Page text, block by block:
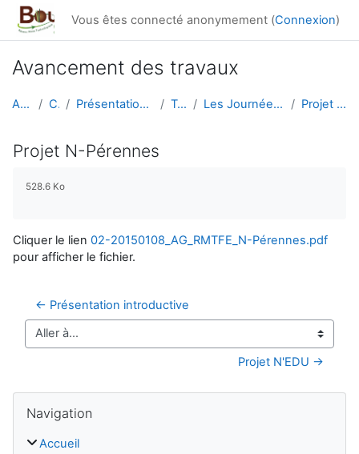
Passer au contenu principal
Vous êtes connecté anonymement (Connexion)
Avancement des travaux
Accueil Cours Présentation générale du RMT Travaux Les Journées du RMT F&E 2015 Projet N-Pérennes
Projet N-Pérennes
528.6 Ko
Cliquer le lien 02-20150108_AG_RMTFE_N-Pérennes.pdf
pour afficher le fichier.
← Présentation introductive
Aller à…
Projet N'EDU →
Blocs
Navigation
Accueil